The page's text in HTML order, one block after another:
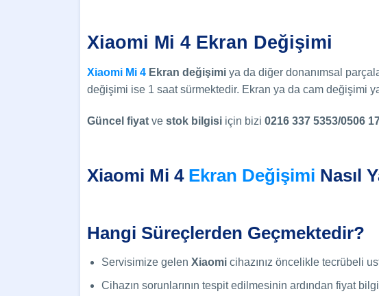
Xiaomi Mi 4 Ekran Değişimi
Xiaomi Mi 4 Ekran değişimi ya da diğer donanımsal
değişimi ise 1 saat sürmektedir. Ekran ya da cam değişimi
Güncel fiyat ve stok bilgisi için bizi 0216 337 5353/0506
Xiaomi Mi 4 Ekran Değişimi Nasıl
Hangi Süreçlerden Geçmektedir?
Servisimize gelen Xiaomi cihazınız öncelikle tecrübeli
Cihazın sorunlarının tespit edilmesinin ardından fiyat